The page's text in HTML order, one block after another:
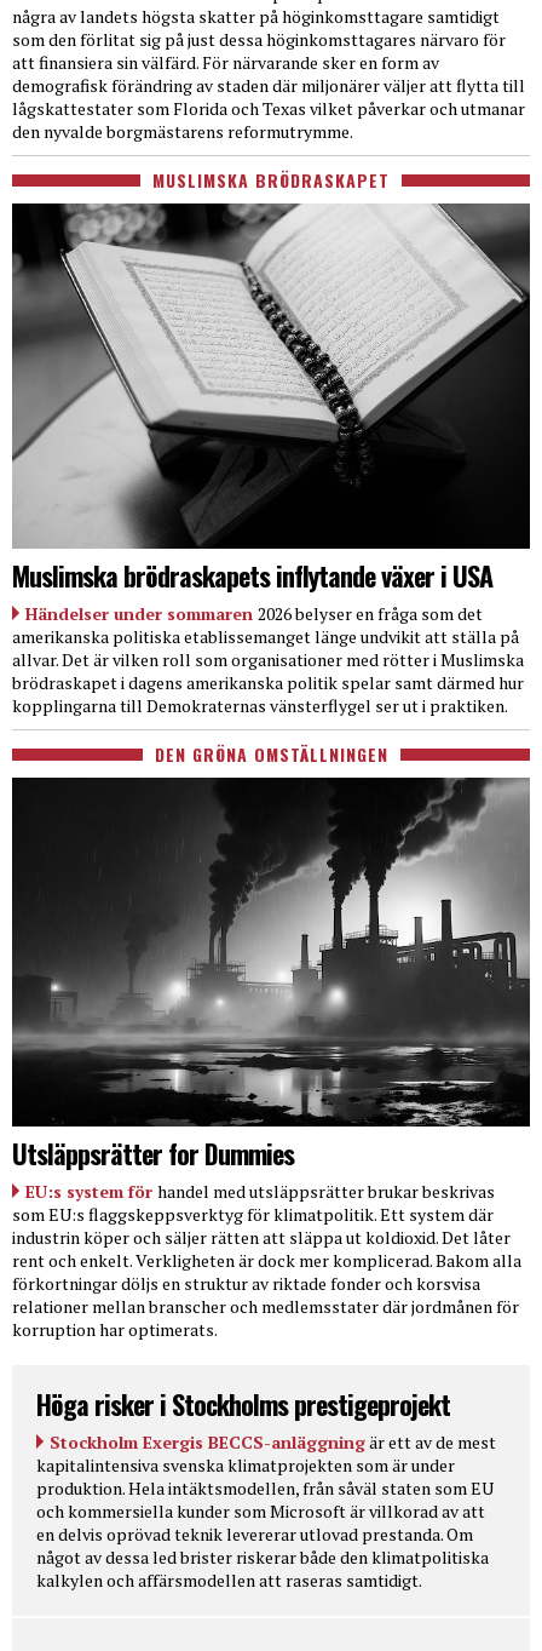
några av landets högsta skatter på höginkomsttagare samtidigt
som den förlitat sig på just dessa höginkomsttagares närvaro för
att finansiera sin välfärd. För närvarande sker en form av
demografisk förändring av staden där miljonärer väljer att flytta till
lågskattestater som Florida och Texas vilket påverkar och utmanar
den nyvalde borgmästarens reformutrymme.
MUSLIMSKA BRÖDRASKAPET
Muslimska brödraskapets inflytande växer i USA
Händelser under sommaren 2026 belyser en fråga som det
amerikanska politiska etablissemanget länge undvikit att ställa på
allvar. Det är vilken roll som organisationer med rötter i Muslimska
brödraskapet i dagens amerikanska politik spelar samt därmed hur
kopplingarna till Demokraternas vänsterflygel ser ut i praktiken.
DEN GRÖNA OMSTÄLLNINGEN
Utsläppsrätter for Dummies
EU:s system för handel med utsläppsrätter brukar beskrivas
som EU:s flaggskeppsverktyg för klimatpolitik. Ett system där
industrin köper och säljer rätten att släppa ut koldioxid. Det låter
rent och enkelt. Verkligheten är dock mer komplicerad. Bakom alla
förkortningar döljs en struktur av riktade fonder och korsvisa
relationer mellan branscher och medlemsstater där jordmånen för
korruption har optimerats.
Höga risker i Stockholms prestigeprojekt
Stockholm Exergis BECCS-anläggningär ett av de mest
kapitalintensiva svenska klimatprojekten som är under
produktion. Hela intäktsmodellen, från såväl staten som EU
och kommersiella kunder som Microsoft är villkorad av att
en delvis oprövad teknik levererar utlovad prestanda. Om
något av dessa led brister riskerar både den klimatpolitiska
kalkylen och affärsmodellen att raseras samtidigt.